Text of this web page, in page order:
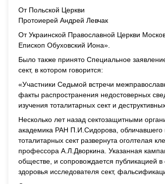
От Польской Церкви
Протоиерей Андрей Левчак
От Украинской Православной Церкви
Епископ Обуховский Иона».
Было также принято Специальное
сект, в котором говорится:
«Участники Седьмой встречи
факты распространения недостоверных
изучения тоталитарных сект и деструктивных
Несколько лет назад сектозащитными
академика РАН П.И.Сидорова, обличавшего
тоталитарных сект развернута оголтелая
профессора А.Л.Дворкина. Указанная
обществе, и сопровождается публикацией
здоровья исследователя сект,